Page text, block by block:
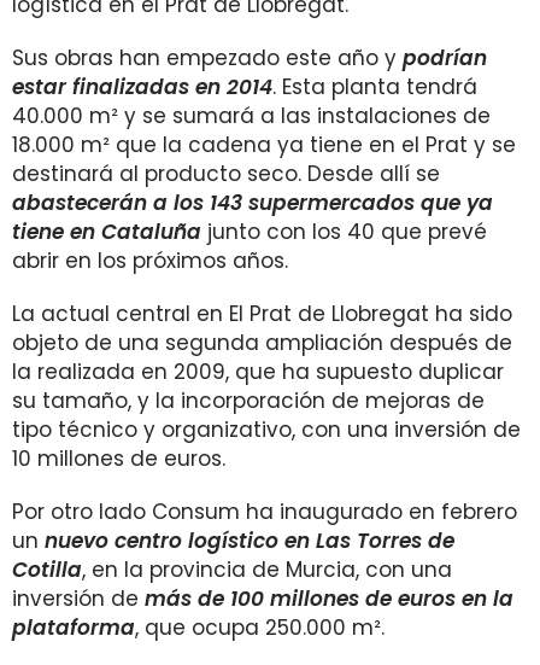
Sus obras han empezado este año y podrían
estar finalizadas en 2014. Esta planta tendrá
40.000 m² y se sumará a las instalaciones de
18.000 m² que la cadena ya tiene en el Prat y se
destinará al producto seco. Desde allí se
abastecerán a los 143 supermercados que ya
tiene en Cataluña junto con los 40 que prevé
abrir en los próximos años.
La actual central en El Prat de Llobregat ha sido
objeto de una segunda ampliación después de
la realizada en 2009, que ha supuesto duplicar
su tamaño, y la incorporación de mejoras de
tipo técnico y organizativo, con una inversión de
10 millones de euros.
Por otro lado Consum ha inaugurado en febrero
un nuevo centro logístico en Las Torres de
Cotilla, en la provincia de Murcia, con una
inversión de más de 100 millones de euros en la
plataforma, que ocupa 250.000 m².